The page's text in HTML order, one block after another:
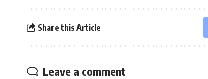
Share this Article
Leave a comment